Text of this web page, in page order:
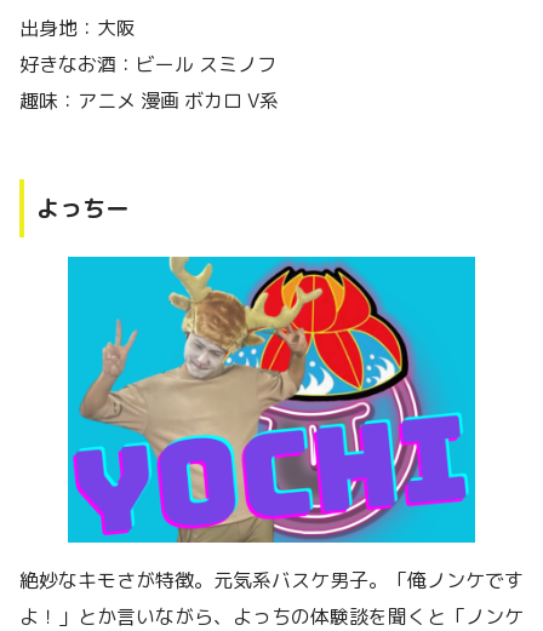
出身地：大阪
好きなお酒：ビール スミノフ
趣味：アニメ 漫画 ボカロ V系
よっちー
絶妙なキモさが特徴。元気系バスケ男子。「俺ノンケです
よ！」とか言いながら、よっちの体験談を聞くと「ノンケ